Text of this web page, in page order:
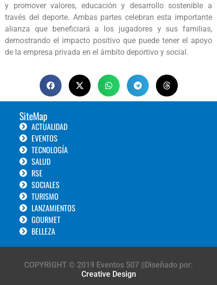
y promover valores, educación y desarrollo sostenible a
través del deporte. Ambas partes celebran esta importante
alianza que beneficiará a los jugadores y sus familias,
demostrando el impacto positivo que puede tener el apoyo
de la empresa privada en el ámbito deportivo y social.
SiteMap
ACTUALIDAD
EVENTOS
TECNOLOGÍA
SALUD
RSE
SOCIALES
TURISMO
LANZAMIENTOS
GOURMET
BELLEZA
COPYRIGHT © 2019 Eventos 507 ||Diseñado por:
Creative Design